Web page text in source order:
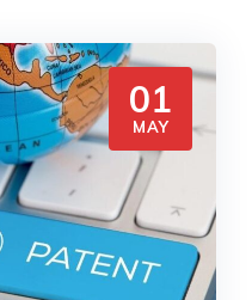
01
MAY